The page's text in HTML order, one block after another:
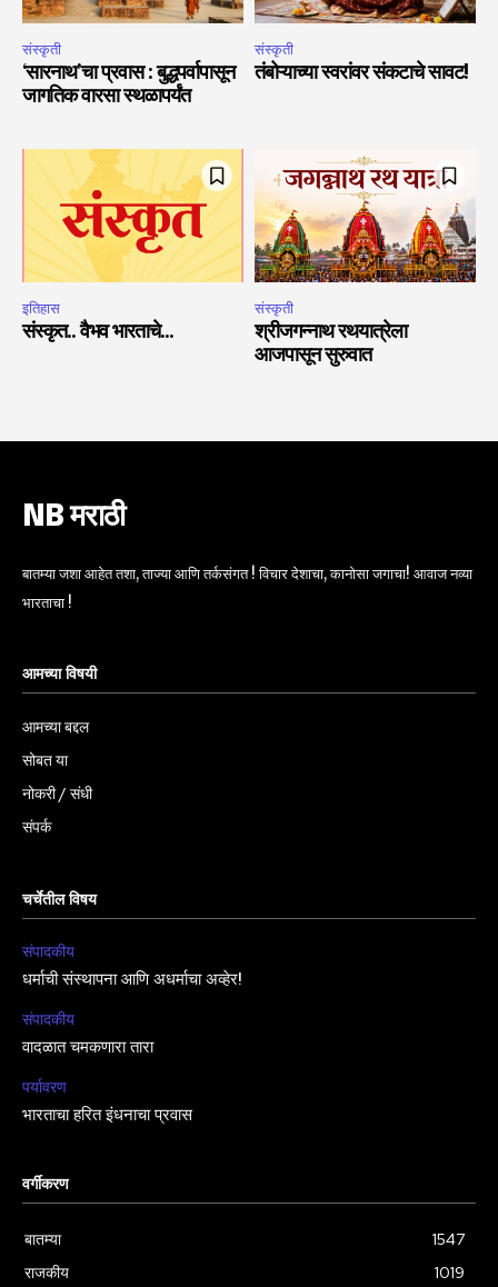
संस्कृती
‘सारनाथ’चा प्रवास : बुद्धपर्वापासून
जागतिक वारसा स्थळापर्यंत
संस्कृती
तंबोऱ्याच्या स्वरांवर संकटाचे सावट!
इतिहास
संस्कृत.. वैभव भारताचे…
संस्कृती
श्रीजगन्नाथ रथयात्रेला
आजपासून सुरुवात
NB मराठी
बातम्या जशा आहेत तशा, ताज्या आणि तर्कसंगत ! विचार देशाचा, कानोसा जगाचा! आवाज नव्या
भारताचा !
आमच्या विषयी
आमच्या बद्दल
सोबत या
नोकरी / संधी
संपर्क
चर्चेतील विषय
संपादकीय
धर्माची संस्थापना आणि अधर्माचा अव्हेर!
संपादकीय
वादळात चमकणारा तारा
पर्यावरण
भारताचा हरित इंधनाचा प्रवास
वर्गीकरण
बातम्या
1547
राजकीय
1019